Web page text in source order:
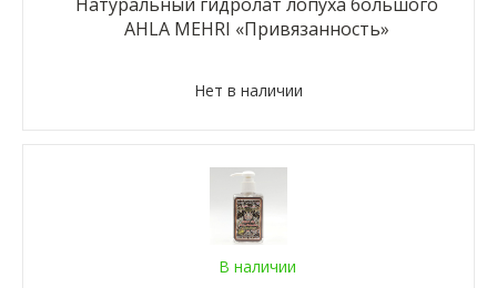
AHLA MEHRI «Привязанность»
Нет в наличии
В наличии